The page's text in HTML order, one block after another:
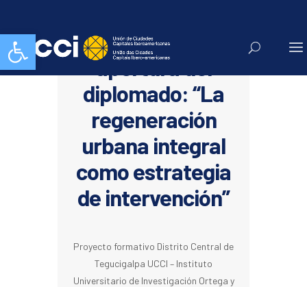
Abrir barra de herramientasSesión de
apertura del
diplomado: “La
regeneración
urbana integral
como estrategia
de intervención”
Proyecto formativo Distrito Central de
Tegucigalpa UCCI – Instituto
Universitario de Investigación Ortega y